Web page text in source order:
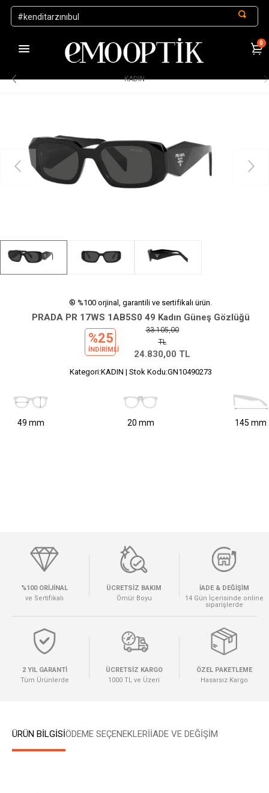
1000 TL ve Üzeri Alışverişlerde Kargo Ücretsiz
0
KADIN
® %100 orjinal, garantili ve sertifikalı ürün.
PRADA PR 17WS 1AB5S0 49 Kadın Güneş Gözlüğü
%25
INDIRIMLI
33.105,00
TL
24.830,00 TL
Kategori:KADIN | Stok Kodu:GN10490273
49 mm 20 mm 145 mm
%100 ORİJİNAL
ve Sertifikalı
ÜCRETSİZ BAKIM
Ömür Boyu
İADE & DEĞİŞİM
14 Gün İçerisinde online
siparişlerde
2 YIL GARANTİ
Tüm Ürünlerde
ÜCRETSİZ KARGO
1000 TL ve Üzeri
ÖZEL PAKETLEME
Hasarsız Kargo
ÜRÜN BİLGİSİÖDEME SEÇENEKLERIİADE VE DEĞİŞİM